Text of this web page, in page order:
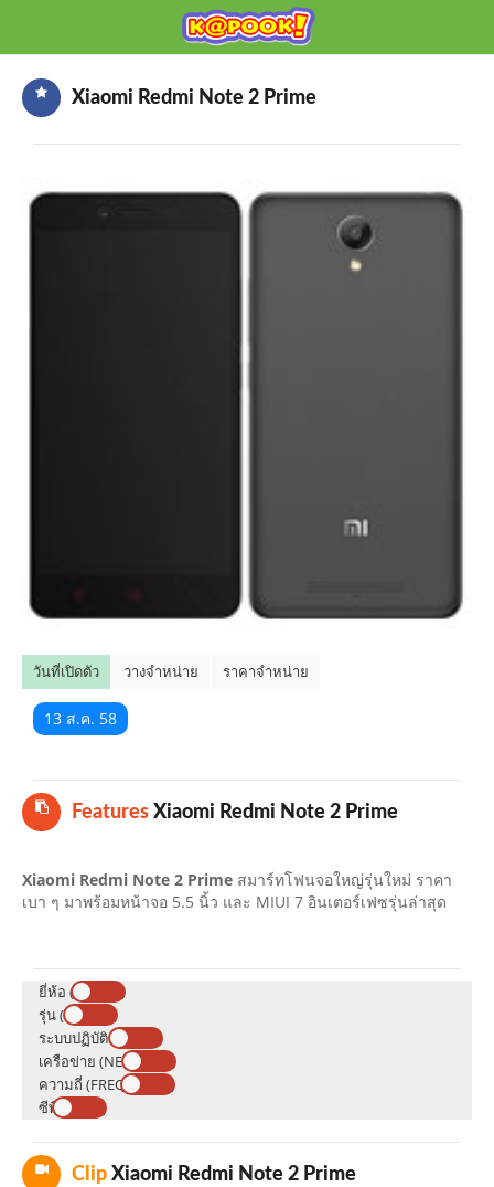
Mobile เช็กก่อนซื้อ
TOP 10 ข่าวมือถือ
TOP 10 มือถือยอดนิยม
CLOSE
Xiaomi Redmi Note 2 Prime
วันที่เปิดตัว วางจำหน่าย ราคาจำหน่าย
13 ส.ค. 58
Features Xiaomi Redmi Note 2 Prime
Xiaomi Redmi Note 2 Prime สมาร์ทโฟนจอใหญ่รุ่นใหม่ ราคา
เบา ๆ มาพร้อมหน้าจอ 5.5 นิ้ว และ MIUI 7 อินเตอร์เฟซรุ่นล่าสุด
ยี่ห้อ (BRAND)
รุ่น (MODEL)
ระบบปฏิบัติการ (OS)
เครือข่าย (NETWORK)
ความถี่ (FREQUENCY)
ซีพียู (CPU)
Clip Xiaomi Redmi Note 2 Prime